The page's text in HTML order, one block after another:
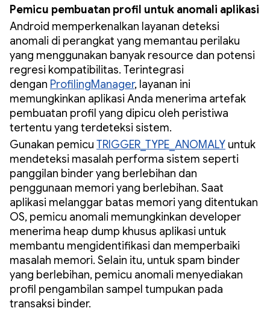
Pemicu pembuatan profil untuk anomali aplikasi
Android memperkenalkan layanan deteksi
anomali di perangkat yang memantau perilaku
yang menggunakan banyak resource dan potensi
regresi kompatibilitas. Terintegrasi
dengan ProfilingManager, layanan ini
memungkinkan aplikasi Anda menerima artefak
pembuatan profil yang dipicu oleh peristiwa
tertentu yang terdeteksi sistem.
Gunakan pemicu TRIGGER_TYPE_ANOMALY untuk
mendeteksi masalah performa sistem seperti
panggilan binder yang berlebihan dan
penggunaan memori yang berlebihan. Saat
aplikasi melanggar batas memori yang ditentukan
OS, pemicu anomali memungkinkan developer
menerima heap dump khusus aplikasi untuk
membantu mengidentifikasi dan memperbaiki
masalah memori. Selain itu, untuk spam binder
yang berlebihan, pemicu anomali menyediakan
profil pengambilan sampel tumpukan pada
transaksi binder.